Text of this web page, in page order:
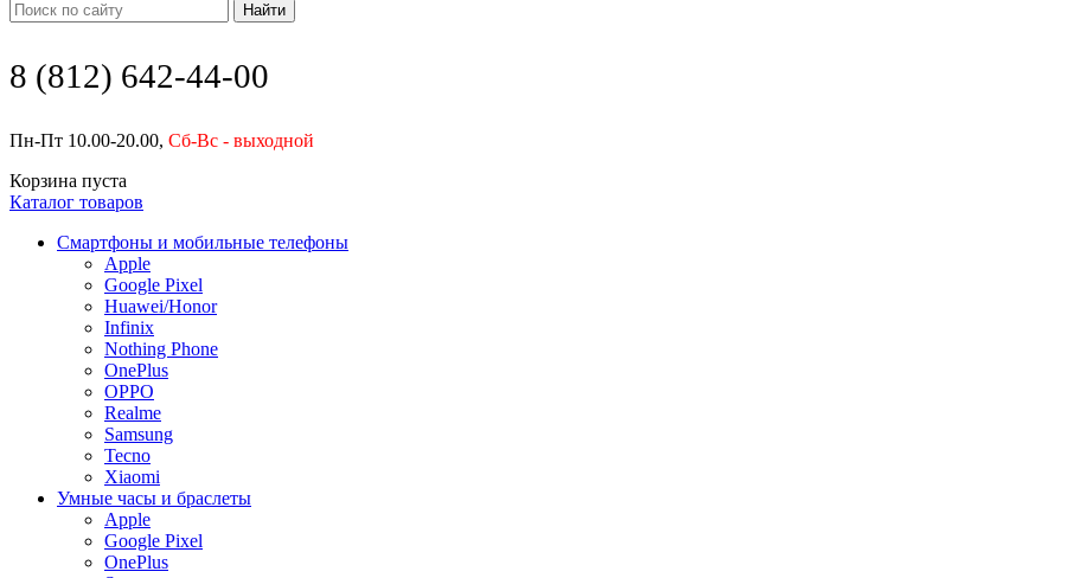
Найти
8 (812) 642-44-00
Пн-Пт 10.00-20.00, Сб-Вс - выходной
Корзина пуста
Каталог товаров
Смартфоны и мобильные телефоны
Apple
Google Pixel
Huawei/Honor
Infinix
Nothing Phone
OnePlus
OPPO
Realme
Samsung
Tecno
Xiaomi
Умные часы и браслеты
Apple
Google Pixel
OnePlus